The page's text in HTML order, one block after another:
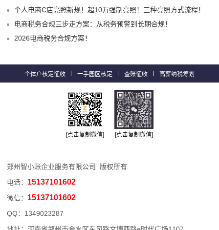
个人电商C店亮照新规！超10万强制亮照！三种亮照方式流程！
电商税务合规三步走方案：从税务预警到长期合规！
2026电商税务合规方案！
个体户核定征收 一手园区核定 查账征收 高薪纳税筹划
[点击复制微信] [点击复制微信]
郑州智小账企业服务有限公司 版权所有
电话： 15137101602
微信： 15137101602
QQ： 1349023287